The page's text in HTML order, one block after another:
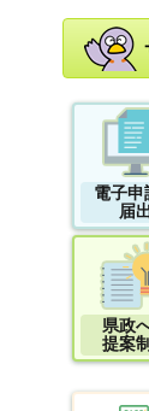
電子申
届
県政
提案